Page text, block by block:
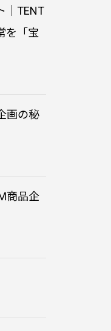
ダー｜
ョン
バッグ
｜TENT
を「宝
画の秘
商品企